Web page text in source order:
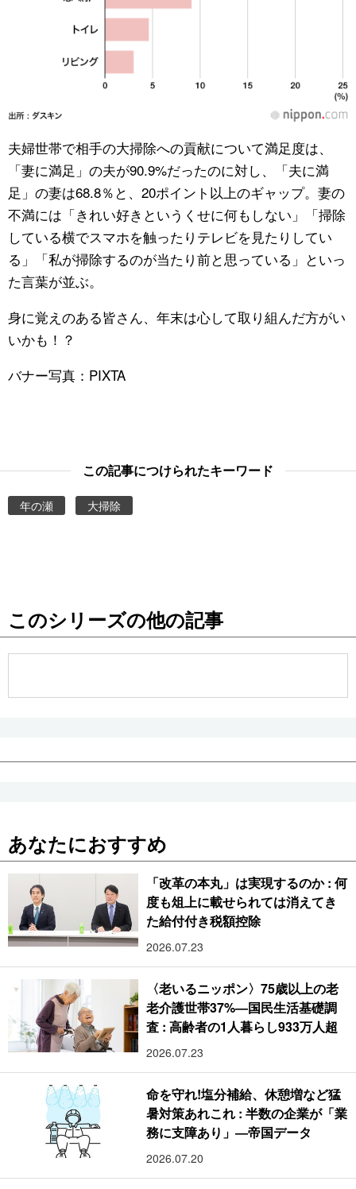
夫婦世帯で相手の大掃除への貢献について満足度は、
「妻に満足」の夫が90.9%だったのに対し、「夫に満
足」の妻は68.8％と、20ポイント以上のギャップ。妻の
不満には「きれい好きというくせに何もしない」「掃除
している横でスマホを触ったりテレビを見たりしてい
る」「私が掃除するのが当たり前と思っている」といっ
た言葉が並ぶ。
身に覚えのある皆さん、年末は心して取り組んだ方がい
いかも！？
バナー写真：PIXTA
この記事につけられたキーワード
年の瀬 大掃除
このシリーズの他の記事
あなたにおすすめ
「改革の本丸」は実現するのか : 何
度も俎上に載せられては消えてき
た給付付き税額控除
2026.07.23
〈老いるニッポン〉75歳以上の老
老介護世帯37%―国民生活基礎調
査 : 高齢者の1人暮らし933万人超
2026.07.23
命を守れ!塩分補給、休憩増など猛
暑対策あれこれ : 半数の企業が「業
務に支障あり」―帝国データ
2026.07.20